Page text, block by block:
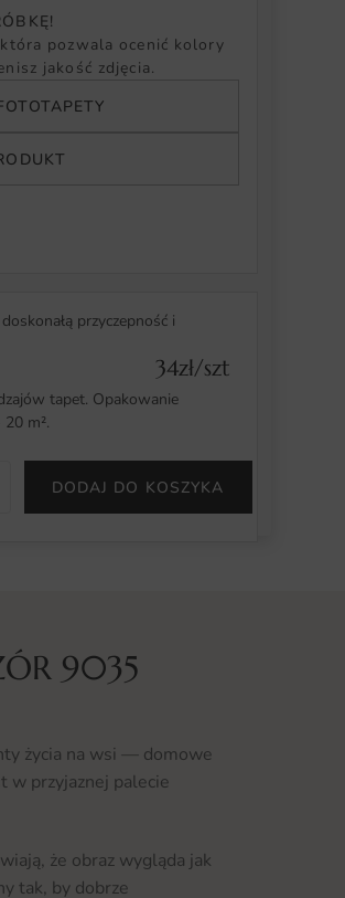
pozwala ocenić kolory
jakość zdjęcia.
przyczepność i
34zł/szt
tapet. Opakowanie
m².
DODAJ DO KOSZYKA
9035
życia na wsi — domowe
w przyjaznej palecie
że obraz wygląda jak
tak, by dobrze